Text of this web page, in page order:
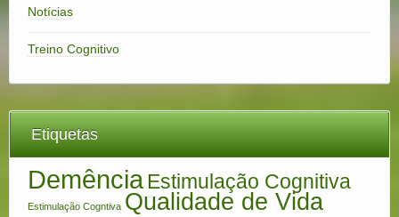
Notícias
Treino Cognitivo
Etiquetas
DemênciaEstimulação Cognitiva
Estimulação Cogntiva Qualidade de Vida